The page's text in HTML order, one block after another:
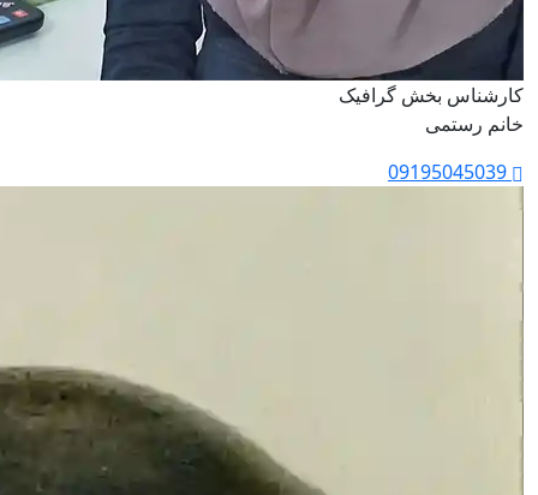
کارشناس بخش گرافیک
خانم رستمی